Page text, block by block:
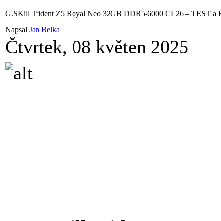
G.SKill Trident Z5 Royal Neo 32GB DDR5-6000 CL26 – TEST
Napsal Jan Belka
Čtvrtek, 08 květen 2025